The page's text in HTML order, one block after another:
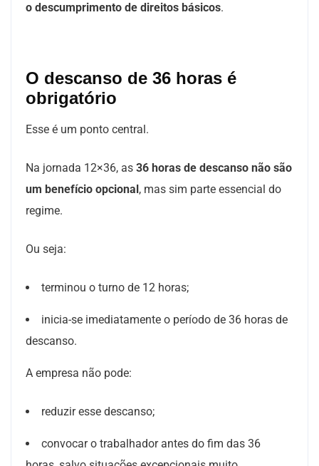
o descumprimento de direitos básicos.
O descanso de 36 horas é
obrigatório
Esse é um ponto central.
Na jornada 12×36, as 36 horas de descanso não são
um benefício opcional, mas sim parte essencial do
regime.
Ou seja:
terminou o turno de 12 horas;
inicia-se imediatamente o período de 36 horas de
descanso.
A empresa não pode:
reduzir esse descanso;
convocar o trabalhador antes do fim das 36